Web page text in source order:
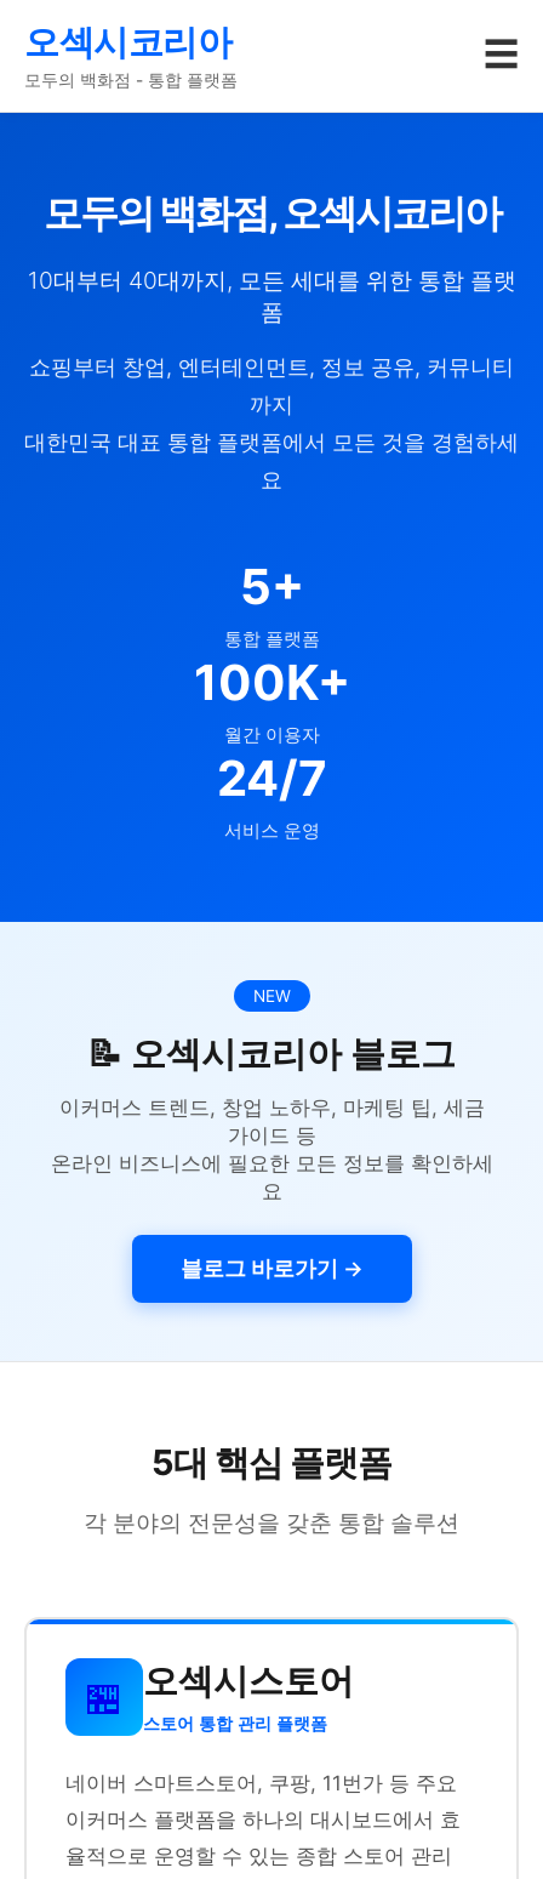
오섹시코리아
모두의 백화점 - 통합 플랫폼
☰
모두의 백화점, 오섹시코리아
10대부터 40대까지, 모든 세대를 위한 통합 플랫
폼
쇼핑부터 창업, 엔터테인먼트, 정보 공유, 커뮤니티
까지
대한민국 대표 통합 플랫폼에서 모든 것을 경험하세
요
5+
통합 플랫폼
100K+
월간 이용자
24/7
서비스 운영
NEW
📝 오섹시코리아 블로그
이커머스 트렌드, 창업 노하우, 마케팅 팁, 세금
가이드 등
온라인 비즈니스에 필요한 모든 정보를 확인하세
요
블로그 바로가기 →
5대 핵심 플랫폼
각 분야의 전문성을 갖춘 통합 솔루션
🏪 오섹시스토어
스토어 통합 관리 플랫폼
네이버 스마트스토어, 쿠팡, 11번가 등 주요
이커머스 플랫폼을 하나의 대시보드에서 효
율적으로 운영할 수 있는 종합 스토어 관리